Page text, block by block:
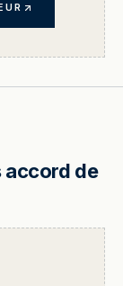
accord de